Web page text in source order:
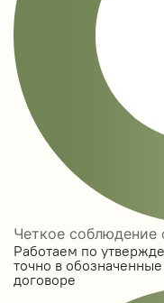
Четкое соблюдение
Работаем по
точно в
договоре